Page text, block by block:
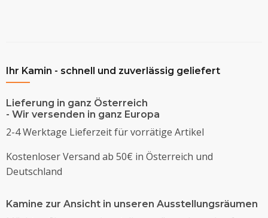
Ihr Kamin - schnell und zuverlässig geliefert
Lieferung in ganz Österreich
- Wir versenden in ganz Europa
2-4 Werktage Lieferzeit für vorrätige Artikel
Kostenloser Versand ab 50€ in Österreich und
Deutschland
Kamine zur Ansicht in unseren Ausstellungsräumen